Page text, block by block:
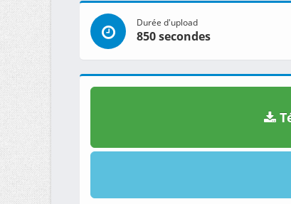
Durée d'upload
850 secondes